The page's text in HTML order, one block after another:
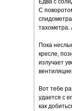
Едва с
С
тахометра.
Пока
кресле,
излучает
Вот тебе
удается с
как